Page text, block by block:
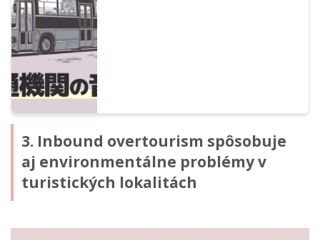
3. Inbound overtourism spôsobuje
aj environmentálne problémy v
turistických lokalitách